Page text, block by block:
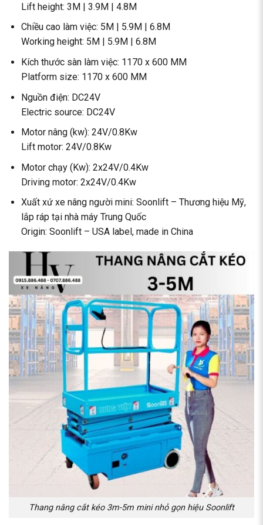
Lift height: 3M | 3.9M | 4.8M
Chiều cao làm việc: 5M | 5.9M | 6.8M
Working height: 5M | 5.9M | 6.8M
Kích thước sàn làm việc: 1170 x 600 MM
Platform size: 1170 x 600 MM
Nguồn điện: DC24V
Electric source: DC24V
Motor nâng (kw): 24V/0.8Kw
Lift motor: 24V/0.8Kw
Motor chạy (Kw): 2x24V/0.4Kw
Driving motor: 2x24V/0.4Kw
Xuất xứ xe nâng người mini: Soonlift – Thương hiệu Mỹ,
lắp ráp tại nhà máy Trung Quốc
Origin: Soonlift – USA label, made in China
Thang nâng cắt kéo 3m-5m mini nhỏ gọn hiệu Soonlift